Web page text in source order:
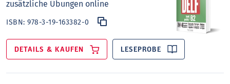
zusätzliche Übungen online
ISBN:978-3-19-163382-0
DETAILS & KAUFEN LESEPROBE